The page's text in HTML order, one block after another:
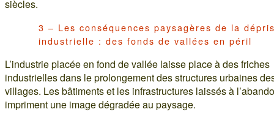
siècles.
3 – Les conséquences paysagères de la
industrielle : des fonds de vallées en péril
L’industrie placée en fond de vallée laisse place à des friches
industrielles dans le prolongement des structures urbaines
villages. Les bâtiments et les infrastructures laissés à
impriment une image dégradée au paysage.